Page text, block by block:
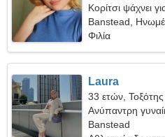
Κορίτσι ψάχνει
Banstead,
Φιλία
Laura
33 ετών, Τοξότης
Ανύπαντρη
Banstead